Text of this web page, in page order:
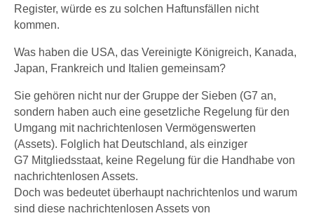
Register, würde es zu solchen Haftunsfällen nicht
kommen.
Was haben die USA, das Vereinigte Königreich, Kanada,
Japan, Frankreich und Italien gemeinsam?
Sie gehören nicht nur der Gruppe der Sieben (G7 an,
sondern haben auch eine gesetzliche Regelung für den
Umgang mit nachrichtenlosen Vermögenswerten
(Assets). Folglich hat Deutschland, als einziger
G7 Mitgliedsstaat, keine Regelung für die Handhabe von
nachrichtenlosen Assets.
Doch was bedeutet überhaupt nachrichtenlos und warum
sind diese nachrichtenlosen Assets von